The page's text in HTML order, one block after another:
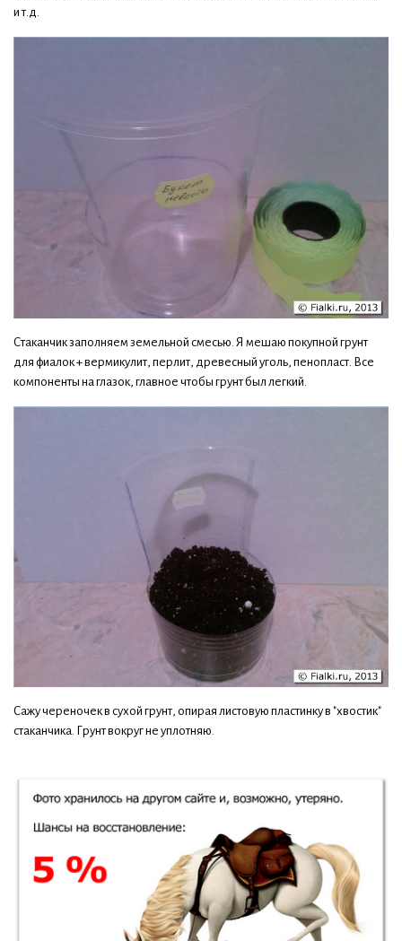
и т.д.
Стаканчик заполняем земельной смесью. Я мешаю покупной грунт
для фиалок + вермикулит, перлит, древесный уголь, пенопласт. Все
компоненты на глазок, главное чтобы грунт был легкий.
Сажу череночек в сухой грунт, опирая листовую пластинку в "хвостик"
стаканчика. Грунт вокруг не уплотняю.